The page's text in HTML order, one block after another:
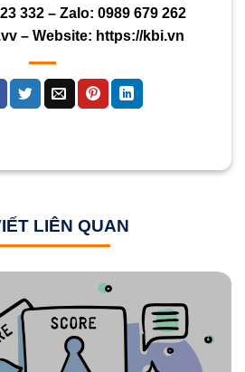
332 – Zalo: 0989 679 262
– Website: https://kbi.vn
LIÊN QUAN